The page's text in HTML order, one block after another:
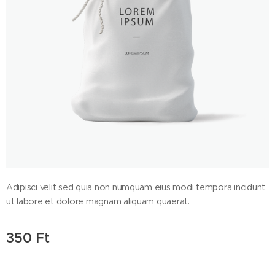
Adipisci velit sed quia non numquam eius modi tempora incidunt
ut labore et dolore magnam aliquam quaerat.
350 Ft